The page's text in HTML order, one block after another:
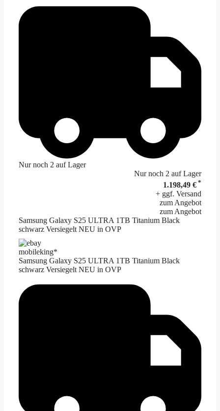
Nur noch 2 auf Lager
Nur noch 2 auf Lager
1.198,49 € *
+ ggf. Versand
zum Angebot
zum Angebot
Samsung Galaxy S25 ULTRA 1TB Titanium Black
schwarz Versiegelt NEU in OVP
mobileking*
Samsung Galaxy S25 ULTRA 1TB Titanium Black
schwarz Versiegelt NEU in OVP